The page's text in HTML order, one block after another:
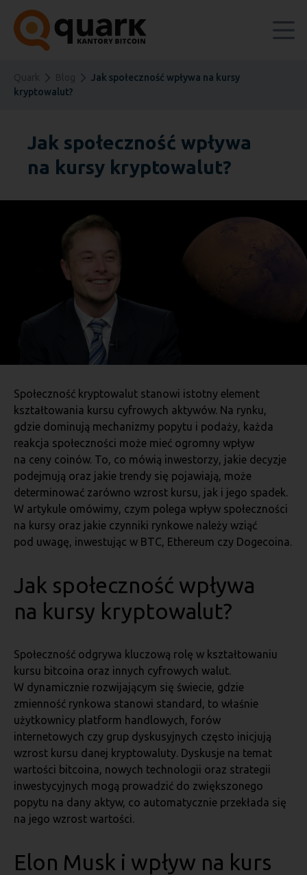
Jak społeczność wpływa na kursy
kryptowalut?
Jak społeczność wpływa
na kursy kryptowalut?
Społeczność kryptowalut stanowi istotny element
kształtowania kursu cyfrowych aktywów. Na rynku,
gdzie dominują mechanizmy popytu i podaży, każda
reakcja społeczności może mieć ogromny wpływ
na ceny coinów. To, co mówią inwestorzy, jakie decyzje
podejmują oraz jakie trendy się pojawiają, może
determinować zarówno wzrost kursu, jak i jego spadek.
W artykule omówimy, czym polega wpływ społeczności
na kursy oraz jakie czynniki rynkowe należy wziąć
pod uwagę, inwestując w BTC, Ethereum czy Dogecoina.
Jak społeczność wpływa
na kursy kryptowalut?
Społeczność odgrywa kluczową rolę w kształtowaniu
kursu bitcoina oraz innych cyfrowych walut.
W dynamicznie rozwijającym się świecie, gdzie
zmienność rynkowa stanowi standard, to właśnie
użytkownicy platform handlowych, forów
internetowych czy grup dyskusyjnych często inicjują
wzrost kursu danej kryptowaluty. Dyskusje na temat
wartości bitcoina, nowych technologii oraz strategii
inwestycyjnych mogą prowadzić do zwiększonego
popytu na dany aktyw, co automatycznie przekłada się
na jego wzrost wartości.
Elon Musk i wpływ na kurs